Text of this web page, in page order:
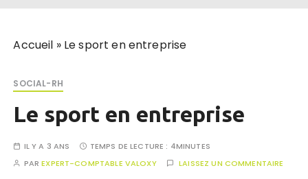
Accueil » Le sport en entreprise
SOCIAL-RH
Le sport en entreprise
IL Y A 3 ANS TEMPS DE LECTURE : 4MINUTES
PAREXPERT-COMPTABLE VALOXY LAISSEZ UN COMMENTAIRE